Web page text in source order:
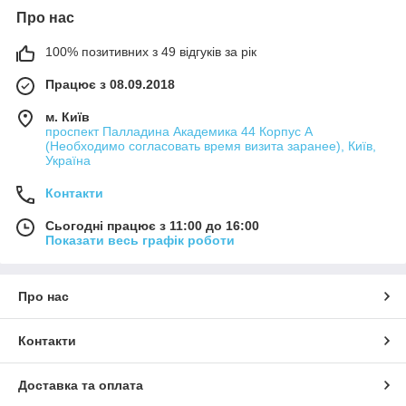
Про нас
100% позитивних з 49 відгуків за рік
Працює з 08.09.2018
м. Київ
проспект Палладина Академика 44 Корпус А
(Необходимо согласовать время визита заранее), Київ,
Україна
Контакти
Сьогодні працює з 11:00 до 16:00
Показати весь графік роботи
Про нас
Контакти
Доставка та оплата